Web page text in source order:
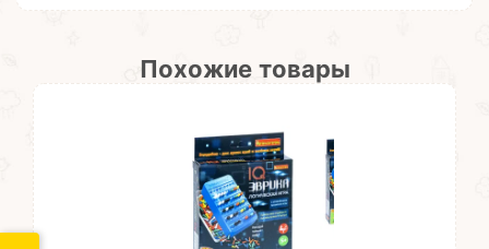
Похожие товары